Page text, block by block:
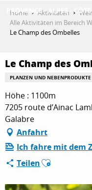
contenu
AKTIVITÄTEN
AUFENTHALT
ESPACE PRO
Home Aktivitäten
Alle Aktivitäten im Bereich
Le Champ des Ombelles
Le Champ des
PLANZEN UND NEBENPRODUKTE
Höhe : 1100m
7205 route d’Ainac
Galabre
Anfahrt
Ich fahre mit dem
TeilenAjouter aux